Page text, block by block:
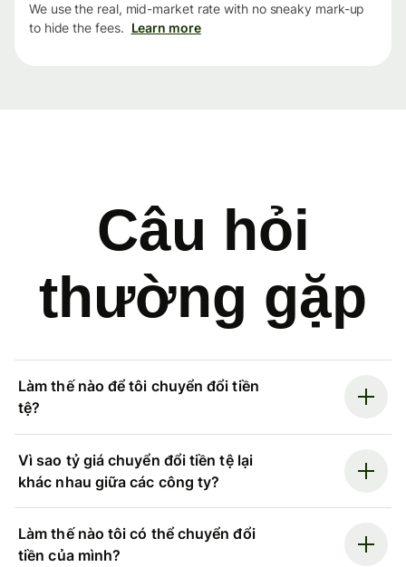
We use the real, mid-market rate with no sneaky mark-up
to hide the fees. Learn more
Câu hỏi
thường gặp
Làm thế nào để tôi chuyển đổi tiền
tệ?
Vì sao tỷ giá chuyển đổi tiền tệ lại
khác nhau giữa các công ty?
Làm thế nào tôi có thể chuyển đổi
tiền của mình?